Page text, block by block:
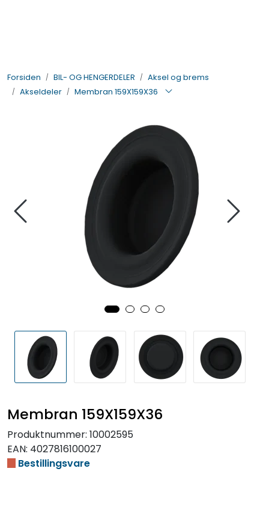
Forsiden BIL- OG HENGERDELER
Aksel og brems
Akseldeler
Membran 159X159X36
Membran 159X159X36
Produktnummer: 10002595
EAN: 4027816100027
Bestillingsvare
ELEKTRISK
PÅBYGG OG CHASSIS
KONTAKT OSS